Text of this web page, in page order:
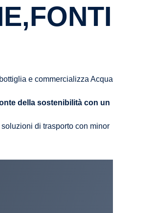
e commercializza Acqua
della sostenibilità con un
di trasporto con minor